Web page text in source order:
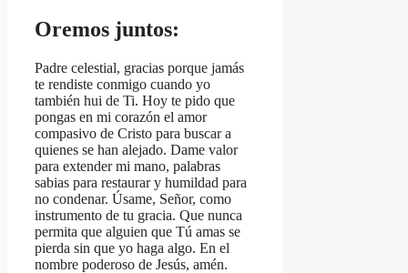
Oremos juntos:
Padre celestial, gracias porque jamás
te rendiste conmigo cuando yo
también hui de Ti. Hoy te pido que
pongas en mi corazón el amor
compasivo de Cristo para buscar a
quienes se han alejado. Dame valor
para extender mi mano, palabras
sabias para restaurar y humildad para
no condenar. Úsame, Señor, como
instrumento de tu gracia. Que nunca
permita que alguien que Tú amas se
pierda sin que yo haga algo. En el
nombre poderoso de Jesús, amén.